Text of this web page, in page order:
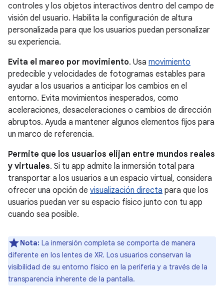
controles y los objetos interactivos dentro del campo de
visión del usuario. Habilita la configuración de altura
personalizada para que los usuarios puedan personalizar
su experiencia.
Evita el mareo por movimiento. Usa movimiento
predecible y velocidades de fotogramas estables para
ayudar a los usuarios a anticipar los cambios en el
entorno. Evita movimientos inesperados, como
aceleraciones, desaceleraciones o cambios de dirección
abruptos. Ayuda a mantener algunos elementos fijos para
un marco de referencia.
Permite que los usuarios elijan entre mundos reales
y virtuales. Si tu app admite la inmersión total para
transportar a los usuarios a un espacio virtual, considera
ofrecer una opción de visualización directa para que los
usuarios puedan ver su espacio físico junto con tu app
cuando sea posible.
Nota: La inmersión completa se comporta de manera
diferente en los lentes de XR. Los usuarios conservan la
visibilidad de su entorno físico en la periferia y a través de la
transparencia inherente de la pantalla.